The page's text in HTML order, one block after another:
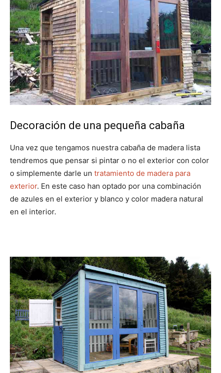
Decoración de una pequeña cabaña
Una vez que tengamos nuestra cabaña de madera lista
tendremos que pensar si pintar o no el exterior con color
o simplemente darle un tratamiento de madera para
exterior. En este caso han optado por una combinación
de azules en el exterior y blanco y color madera natural
en el interior.